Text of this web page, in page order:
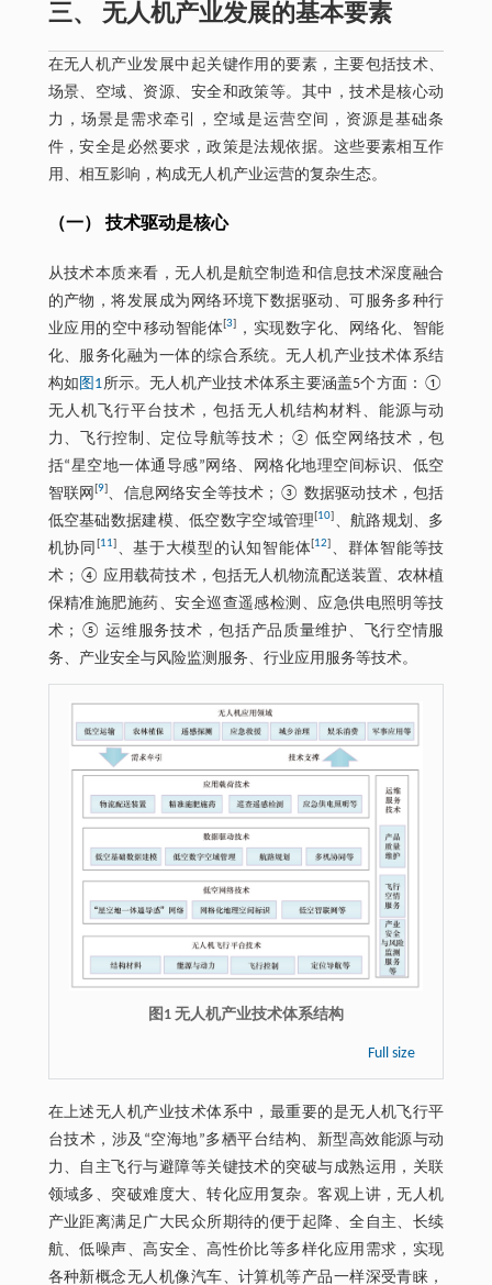
三、 无人机产业发展的基本要素
在无人机产业发展中起关键作用的要素，主要包括技术、
场景、空域、资源、安全和政策等。其中，技术是核心动
力，场景是需求牵引，空域是运营空间，资源是基础条
件，安全是必然要求，政策是法规依据。这些要素相互作
用、相互影响，构成无人机产业运营的复杂生态。
（一） 技术驱动是核心
从技术本质来看，无人机是航空制造和信息技术深度融合
的产物，将发展成为网络环境下数据驱动、可服务多种行
业应用的空中移动智能体[3]
，实现数字化、网络化、智能
化、服务化融为一体的综合系统。无人机产业技术体系结
构如 图1所示。无人机产业技术体系主要涵盖5个方面：①
无人机飞行平台技术，包括无人机结构材料、能源与动
力、飞行控制、定位导航等技术；② 低空网络技术，包
括“星空地一体通导感”网络、网格化地理空间标识、低空
智联网[9]、信息网络安全等技术；③ 数据驱动技术，包括
低空基础数据建模、低空数字空域管理[10] 、航路规划、多
机协同 [11]、基于大模型的认知智能体[12] 、群体智能等技
术；④ 应用载荷技术，包括无人机物流配送装置、农林植
保精准施肥施药、安全巡查遥感检测、应急供电照明等技
术；⑤ 运维服务技术，包括产品质量维护、飞行空情服
务、产业安全与风险监测服务、行业应用服务等技术。
图1 无人机产业技术体系结构
Full size
在上述无人机产业技术体系中，最重要的是无人机飞行平
台技术，涉及“空海地”多栖平台结构、新型高效能源与动
力、自主飞行与避障等关键技术的突破与成熟运用，关联
领域多、突破难度大、转化应用复杂。客观上讲，无人机
产业距离满足广大民众所期待的便于起降、全自主、长续
航、低噪声、高安全、高性价比等多样化应用需求，实现
各种新概念无人机像汽车、计算机等产品一样深受青睐，